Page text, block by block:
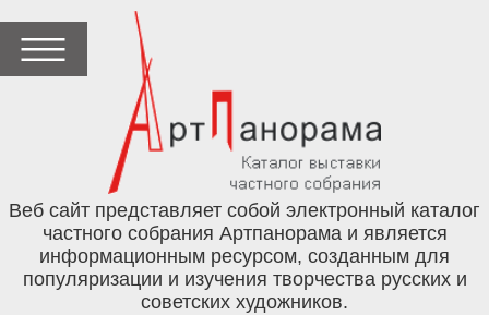
Веб сайт представляет собой электронный каталог
частного собрания Артпанорама и является
информационным ресурсом, созданным для
популяризации и изучения творчества русских и
советских художников.